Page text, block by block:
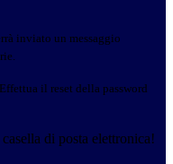
inviato un messaggio
il reset della password
di posta elettronica!